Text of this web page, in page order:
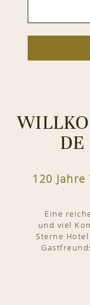
120
Eine
und viel
Sterne